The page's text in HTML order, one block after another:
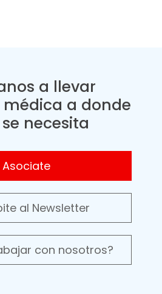
a llevar
a donde
necesita
Asociate
al Newsletter
con nosotros?